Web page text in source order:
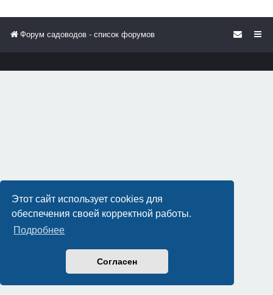
Этот сайт использует cookies для
обеспечения своей корректной работы.
Подробнее
Согласен
Форум садоводов - список форумов